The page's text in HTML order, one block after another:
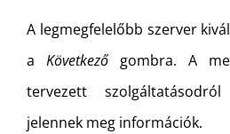
A legmegfelelőbb szerver
a Következőgombra. A
tervezett
jelennek meg információk.